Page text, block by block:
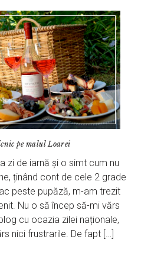
pe malul Loarei
zi de iarnă și o simt cum nu
ținând cont de cele 2 grade
peste pupăză, m-am trezit
Nu o să încep să-mi vărs
cu ocazia zilei naționale,
nici frustrarile. De fapt […]